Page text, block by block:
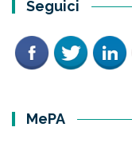
Seguici
MePA